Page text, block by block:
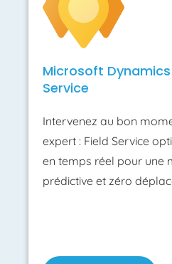
Microsoft Dynamics
Service
Intervenez au bon
expert : Field Service
en temps réel pour une
prédictive et zéro